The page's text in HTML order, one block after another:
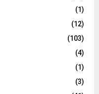
(1)
(12)
(103)
(4)
(1)
(3)